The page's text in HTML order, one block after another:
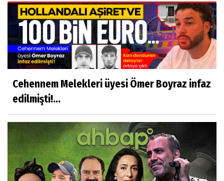
Cehennem Melekleri üyesi Ömer Boyraz infaz
edilmişti!...